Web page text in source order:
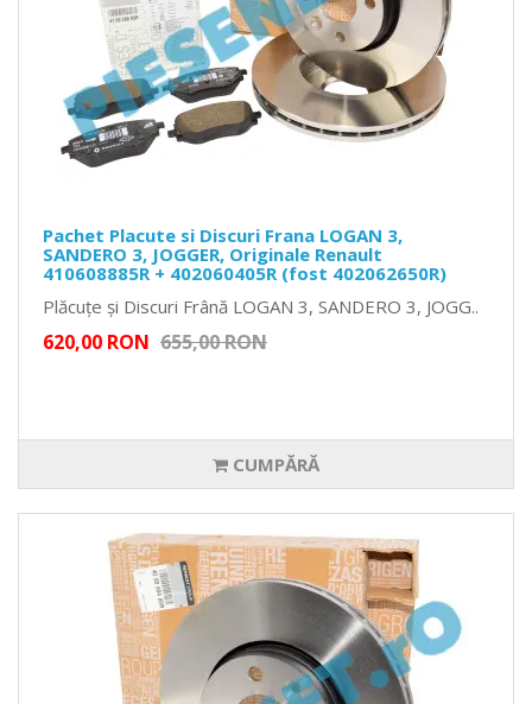
Pachet Placute si Discuri Frana LOGAN 3,
SANDERO 3, JOGGER, Originale Renault
410608885R + 402060405R (fost 402062650R)
Plăcuțe și Discuri Frână LOGAN 3, SANDERO 3, JOGG..
620,00 RON 655,00 RON
CUMPĂRĂ